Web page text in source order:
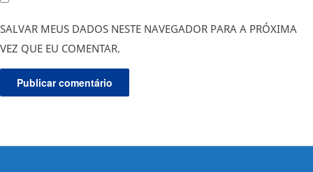
SALVAR MEUS DADOS NESTE NAVEGADOR PARA A PRÓXIMA
VEZ QUE EU COMENTAR.